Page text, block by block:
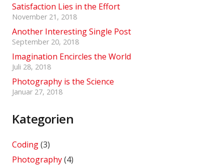
Satisfaction Lies in the Effort
November 21, 2018
Another Interesting Single Post
September 20, 2018
Imagination Encircles the World
Juli 28, 2018
Photography is the Science
Januar 27, 2018
Kategorien
Coding(3)
Photography(4)